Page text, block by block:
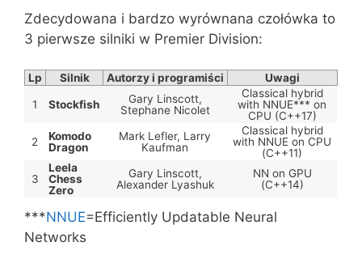
Zdecydowana i bardzo wyrównana czołówka to
3 pierwsze silniki w Premier Division:
Lp Silnik Autorzy i programiści Uwagi
1 Stockfish
Gary Linscott,
Stephane Nicolet
Classical hybrid
with NNUE*** on
CPU (C++17)
2
Komodo
Dragon
Mark Lefler, Larry
Kaufman
Classical hybrid
with NNUE on CPU
(C++11)
3
Leela
Chess
Zero
Gary Linscott,
Alexander Lyashuk
NN on GPU
(C++14)
***NNUE=Efficiently Updatable Neural
Networks